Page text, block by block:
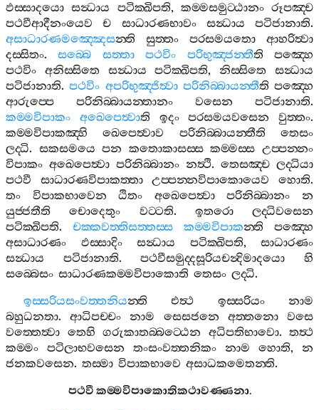
ඵස‍්සාදයො සන්‍ධාය පටික‍්ඛිපති, කම‍්මසමුට‍්ඨානං රූපඤ‍්ච
පථවීආදීනංයෙව
ච සාධාරණභාවං සන්‍ධාය පටිජානාති.
අසාධාරණමඤ‍්ඤෙසන‍්ති සුත‍්තං පරසමයතො
ආහරිත්‍වා
දස‍්සිතං.සබ‍්බෙ සත‍්තා පථවිං පරිභුඤ‍්ජන‍්තීති
පඤ‍්හෙ
පථවිං
අනිස‍්සිතෙ සන්‍ධාය පටික‍්ඛිපති,නිස‍්සිතෙ
සන්‍ධාය
පටිජානාති.පථවිං අපරිභුඤ‍්ජිත්‍වා පරිනිබ‍්බායන‍්තීති පඤ‍්හෙ
ආරුප‍්පෙ
පරිනිබ‍්බායන‍්තානං වසෙන පටිජානාති.
කම‍්මවිපාකං
අඛෙපෙත්‍වාති ඉදං පරසමයවසෙන වුත‍්තං.
කම‍්මවිපාකඤ‍්හි
ඛෙපෙත්‍වාව පරිනිබ‍්බායන‍්තීති
තෙසං
ලද‍්ධි. සකසමයෙ පන කතොකාසස‍්ස කම‍්මස‍්ස උප‍්පන‍්නං
විපාකං අඛෙපෙත්‍වා පරිනිබ‍්බානං නත්‍ථි. තෙසඤ‍්ච ලද‍්ධියා
පථවී
සාධාරණවිපාකත‍්තා උප‍්පන‍්නවිපාකොයෙව හොති.
තං
විපාකභාවෙන ඨිතං අඛෙපෙත්‍වා පරිනිබ‍්බානං
න
යුජ‍්ජතීති
චොදෙතුං වට‍්ටති. ඉතරො
ලද‍්ධිවසෙන
පටික‍්ඛිපති. චක‍්කවත‍්තිසත‍්තස‍්ස කම‍්මවිපාකන‍්ති
පඤ‍්හෙ
අසාධාරණං
ඵස‍්සාදිං සන්‍ධාය පටික‍්ඛිපති, සාධාරණං
සන්‍ධාය
පටිජානාති.පථවීසමුද‍්දසූරියචන්‍දිමාදයො
හි
සබ‍්බෙසං සාධාරණකම‍්මවිපාකොති තෙසං ලද‍්ධි.
ඉස‍්සරියසංවත‍්තනියන‍්ති එත්‍ථ ඉස‍්සරියං
නාම
බහුධනතා.ආධිපච‍්චං නාම සෙසජනෙ අත‍්තනො
වසෙ
වත‍්තෙත්‍වා තෙහි ගරුකාතබ‍්බට‍්ඨෙන අධිපතිභාවො. තත්‍ථ
කම‍්මං
පටිලාභවසෙන තංසංවත‍්තනිකං නාම හොති, න
ජනකවසෙන. තස‍්මා විපාකභාවෙ අසාධකමෙතන‍්ති.
පථවීකම‍්මවිපාකොතිකථාවණ‍්ණනා.